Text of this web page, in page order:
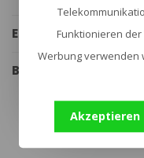
Eigenschaften
Bewertungen
Funktionieren
Werbung verwenden
Akzeptieren